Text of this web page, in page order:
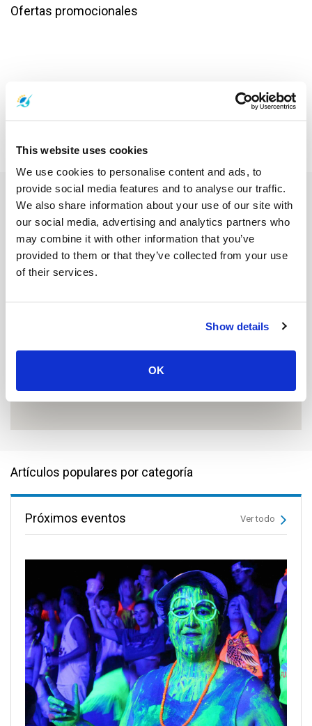
This website uses cookies
We use cookies to personalise content and ads, to
provide social media features and to analyse our traffic.
We also share information about your use of our site with
our social media, advertising and analytics partners who
may combine it with other information that you’ve
provided to them or that they’ve collected from your use
of their services.
Show details
OK
Ofertas promocionales
Artículos populares por categoría
Próximos eventos Ver todo